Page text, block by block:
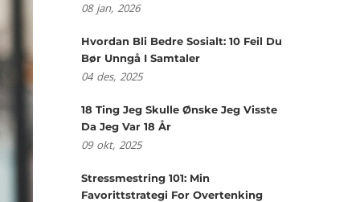
08 jan, 2026
Hvordan Bli Bedre Sosialt: 10 Feil Du
Bør Unngå I Samtaler
04 des, 2025
18 Ting Jeg Skulle Ønske Jeg Visste
Da Jeg Var 18 År
09 okt, 2025
Stressmestring 101: Min
Favorittstrategi For Overtenking